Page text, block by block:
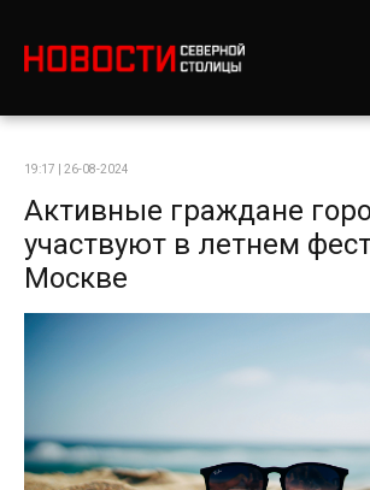
19:17 | 26-08-2024
Активные граждане
участвуют в летнем
Москве